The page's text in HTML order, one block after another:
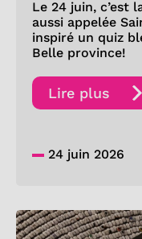
Le 24 juin, c’est
aussi appelée
inspiré un quiz
Belle province!
Lire plus
24 juin 2026